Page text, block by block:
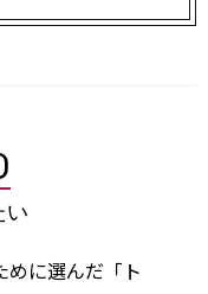
い
めに選んだ「ト